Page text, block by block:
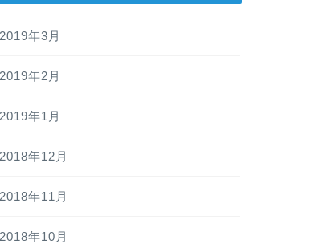
2019年3月
2019年2月
2019年1月
2018年12月
2018年11月
2018年10月